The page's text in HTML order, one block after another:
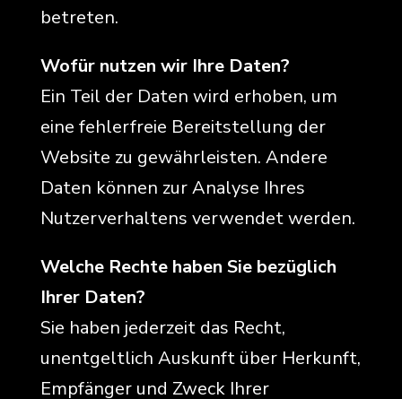
betreten.
Wofür nutzen wir Ihre Daten?
Ein Teil der Daten wird erhoben, um
eine fehlerfreie Bereitstellung der
Website zu gewährleisten. Andere
Daten können zur Analyse Ihres
Nutzerverhaltens verwendet werden.
Welche Rechte haben Sie bezüglich
Ihrer Daten?
Sie haben jederzeit das Recht,
unentgeltlich Auskunft über Herkunft,
Empfänger und Zweck Ihrer